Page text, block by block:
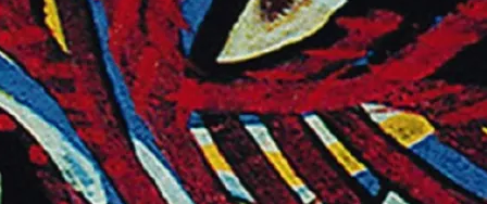
ämnen
Biografi Blogga Bokcirkel
Deckare E-böcker Fakta
Filmatiseringar Framsidor